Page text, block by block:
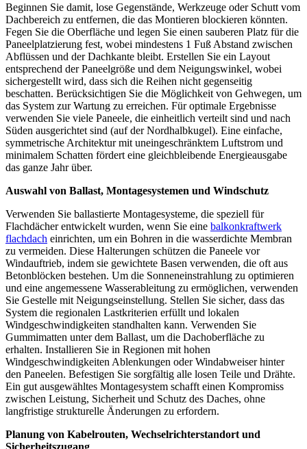
Beginnen Sie damit, lose Gegenstände, Werkzeuge oder Schutt vom
Dachbereich zu entfernen, die das Montieren blockieren könnten.
Fegen Sie die Oberfläche und legen Sie einen sauberen Platz für die
Paneelplatzierung fest, wobei mindestens 1 Fuß Abstand zwischen
Abflüssen und der Dachkante bleibt. Erstellen Sie ein Layout
entsprechend der Paneelgröße und dem Neigungswinkel, wobei
sichergestellt wird, dass sich die Reihen nicht gegenseitig
beschatten. Berücksichtigen Sie die Möglichkeit von Gehwegen, um
das System zur Wartung zu erreichen. Für optimale Ergebnisse
verwenden Sie viele Paneele, die einheitlich verteilt sind und nach
Süden ausgerichtet sind (auf der Nordhalbkugel). Eine einfache,
symmetrische Architektur mit uneingeschränktem Luftstrom und
minimalem Schatten fördert eine gleichbleibende Energieausgabe
das ganze Jahr über.
Auswahl von Ballast, Montagesystemen und Windschutz
Verwenden Sie ballastierte Montagesysteme, die speziell für
Flachdächer entwickelt wurden, wenn Sie eine balkonkraftwerk
flachdach einrichten, um ein Bohren in die wasserdichte Membran
zu vermeiden. Diese Halterungen schützen die Paneele vor
Windauftrieb, indem sie gewichtete Basen verwenden, die oft aus
Betonblöcken bestehen. Um die Sonneneinstrahlung zu optimieren
und eine angemessene Wasserableitung zu ermöglichen, verwenden
Sie Gestelle mit Neigungseinstellung. Stellen Sie sicher, dass das
System die regionalen Lastkriterien erfüllt und lokalen
Windgeschwindigkeiten standhalten kann. Verwenden Sie
Gummimatten unter dem Ballast, um die Dachoberfläche zu
erhalten. Installieren Sie in Regionen mit hohen
Windgeschwindigkeiten Ablenkungen oder Windabweiser hinter
den Paneelen. Befestigen Sie sorgfältig alle losen Teile und Drähte.
Ein gut ausgewähltes Montagesystem schafft einen Kompromiss
zwischen Leistung, Sicherheit und Schutz des Daches, ohne
langfristige strukturelle Änderungen zu erfordern.
Planung von Kabelrouten, Wechselrichterstandort und
Sicherheitszugang